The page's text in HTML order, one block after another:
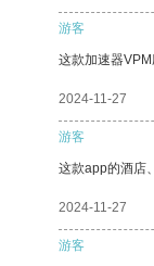
游客
这款加速器
2024-11-27
游客
这款app的酒店
2024-11-27
游客